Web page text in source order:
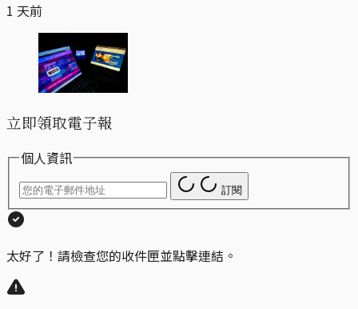
1 天前
立即領取電子報
個人資訊
訂閱
太好了！請檢查您的收件匣並點擊連結。